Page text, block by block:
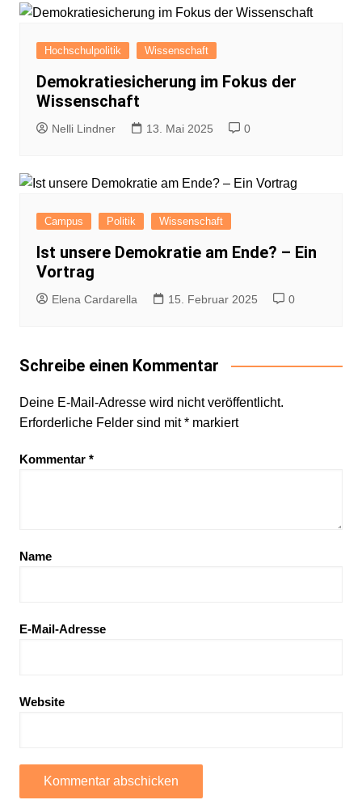
Hochschulpolitik Wissenschaft
Demokratiesicherung im Fokus der
Wissenschaft
Nelli Lindner 13. Mai 2025 0
Campus Politik Wissenschaft
Ist unsere Demokratie am Ende? – Ein
Vortrag
Elena Cardarella 15. Februar 2025 0
Schreibe einen Kommentar
Deine E-Mail-Adresse wird nicht veröffentlicht.
Erforderliche Felder sind mit*markiert
Kommentar *
Name
E-Mail-Adresse
Website